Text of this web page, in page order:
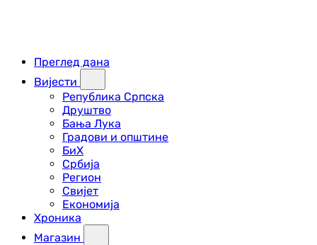
Преглед дана
Вијести
Република Српска
Друштво
Бања Лука
Градови и општине
БиХ
Србија
Регион
Свијет
Економија
Хроника
Магазин